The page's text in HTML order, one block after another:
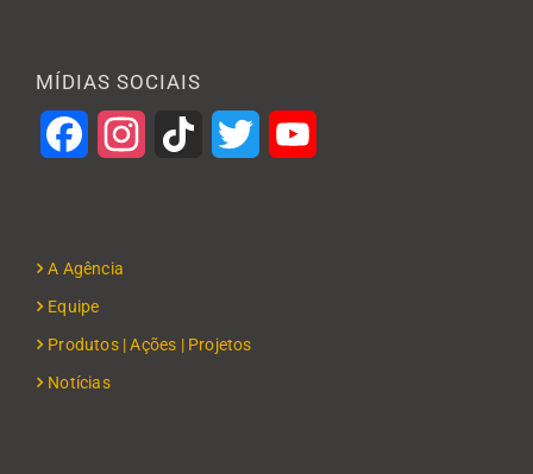
MÍDIAS SOCIAIS
FacebookInstagramTikTok Twitter
A Agência
Equipe
Produtos | Ações | Projetos
Notícias